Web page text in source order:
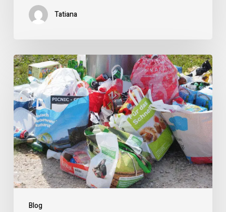
Tatiana
Blog
Alcobendas:
vertidos
urbanos
y
riesgo
oculto
para
empresas
y
vecinos